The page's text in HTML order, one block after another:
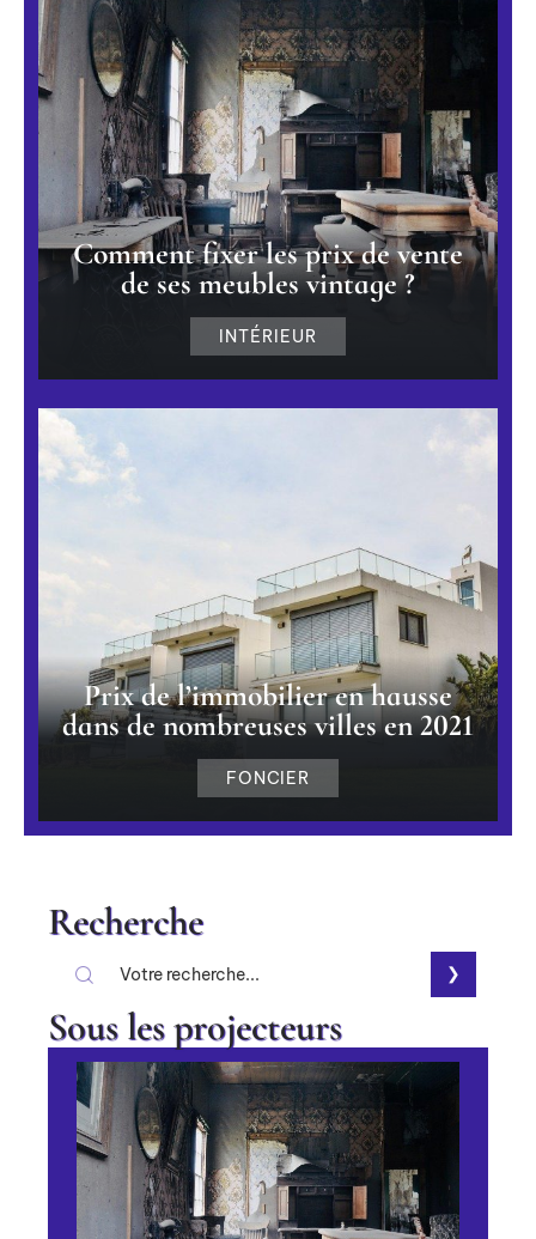
Comment fixer les prix de vente
de ses meubles vintage ?
INTÉRIEUR
Prix de l’immobilier en hausse
dans de nombreuses villes en 2021
FONCIER
Recherche
Sous les projecteurs